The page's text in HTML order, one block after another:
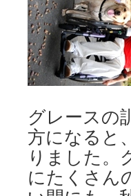
グレースの
方になると
りました。
にたくさん